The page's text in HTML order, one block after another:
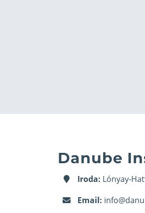
Danube
Iroda: Lónyay-
Email: